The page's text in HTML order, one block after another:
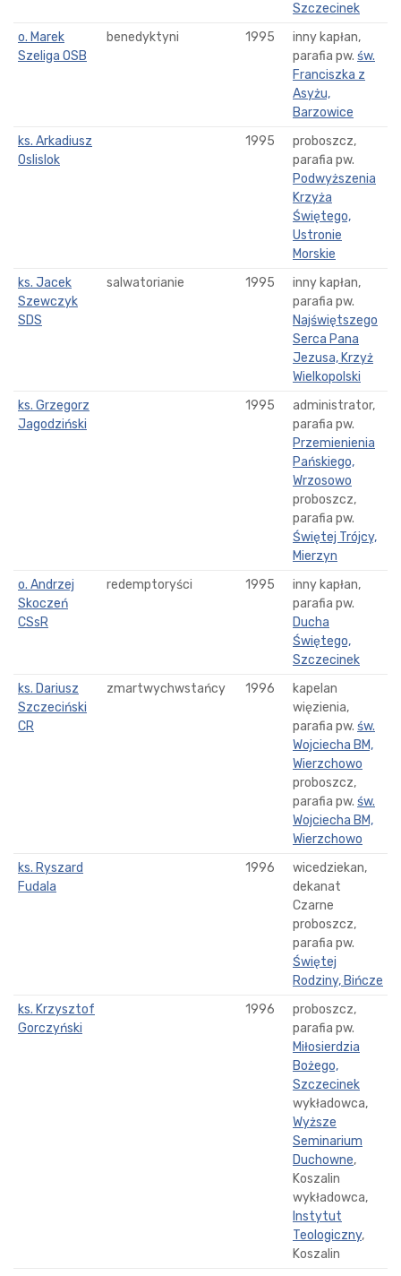
Szczecinek
o. Marek
Szeliga OSB
benedyktyni 1995
inny kapłan,
parafia pw. św.
Franciszka z
Asyżu,
Barzowice
ks. Arkadiusz
Oslislok
1995
proboszcz,
parafia pw.
Podwyższenia
Krzyża
Świętego,
Ustronie
Morskie
ks. Jacek
Szewczyk
SDS
salwatorianie 1995
inny kapłan,
parafia pw.
Najświętszego
Serca Pana
Jezusa, Krzyż
Wielkopolski
ks. Grzegorz
Jagodziński
1995
administrator,
parafia pw.
Przemienienia
Pańskiego,
Wrzosowo
proboszcz,
parafia pw.
Świętej Trójcy,
Mierzyn
o. Andrzej
Skoczeń
CSsR
redemptoryści 1995
inny kapłan,
parafia pw.
Ducha
Świętego,
Szczecinek
ks. Dariusz
Szczeciński
CR
zmartwychwstańcy 1996
kapelan
więzienia,
parafia pw. św.
Wojciecha BM,
Wierzchowo
proboszcz,
parafia pw. św.
Wojciecha BM,
Wierzchowo
ks. Ryszard
Fudala
1996
wicedziekan,
dekanat
Czarne
proboszcz,
parafia pw.
Świętej
Rodziny, Bińcze
ks. Krzysztof
Gorczyński
1996
proboszcz,
parafia pw.
Miłosierdzia
Bożego,
Szczecinek
wykładowca,
Wyższe
Seminarium
Duchowne,
Koszalin
wykładowca,
Instytut
Teologiczny,
Koszalin